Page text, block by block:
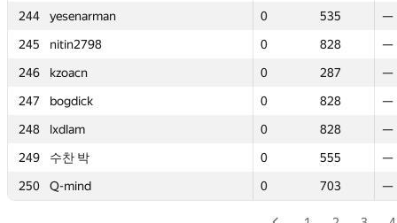
244
yesenarman 0 535
—
245
nitin2798 0 828
—
246
kzoacn 0 287
—
247
bogdick 0 828
—
248
lxdlam 0 828
—
249
수찬 박 0 555
—
250
Q-mind 0 703 —
244
yesenarman 0 535
—
245
nitin2798 0 828
—
246
kzoacn 0 287
—
247
bogdick 0 828
—
248
lxdlam 0 828
—
249
수찬 박 0 555
—
250
Q-mind 0 703 —